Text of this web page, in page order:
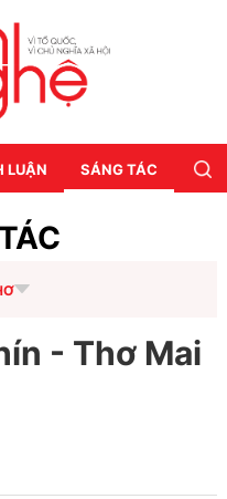
LUẬN SÁNG TÁC
- Thơ Mai